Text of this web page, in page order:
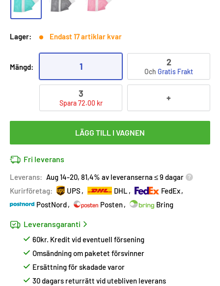
Lager: Endast 17 artiklar kvar
Mängd: 1 2
Och Gratis Frakt
3
Spara 72.00 kr +
LÄGG TILL I VAGNEN
Fri leverans
Leverans: Aug 14-20, 81,4% av leveranserna ≤ 9 dagar
Kurirföretag:
UPS DHL
FedEx
PostNord
Posten Bring
Leveransgaranti
60kr. Kredit vid eventuell försening
Omsändning om paketet försvinner
Ersättning för skadade varor
30 dagars returrätt vid utebliven leverans